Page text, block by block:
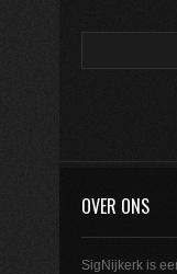
OVER ONS
SigNijkerk is